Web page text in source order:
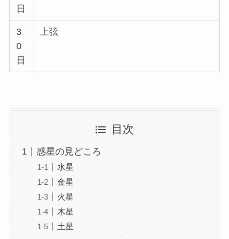
日
3
0
日
上弦
目次
惑星の見どころ
水星
金星
火星
木星
土星